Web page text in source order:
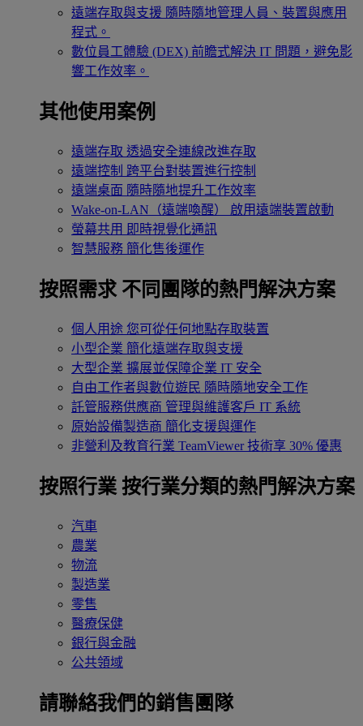
遠端存取與支援 隨時隨地管理人員、裝置與應用
程式。
數位員工體驗 (DEX) 前瞻式解決 IT 問題，避免影
響工作效率。
其他使用案例
遠端存取 透過安全連線改進存取
遠端控制 跨平台對裝置進行控制
遠端桌面 隨時隨地提升工作效率
Wake-on-LAN（遠端喚醒）
啟用遠端裝置啟動
螢幕共用 即時視覺化通訊
智慧服務 簡化售後運作
按照需求 不同團隊的熱門解決方案
個人用途 您可從任何地點存取裝置
小型企業 簡化遠端存取與支援
大型企業 擴展並保障企業 IT 安全
自由工作者與數位遊民 隨時隨地安全工作
託管服務供應商 管理與維護客戶 IT 系統
原始設備製造商 簡化支援與運作
非營利及教育行業 TeamViewer 技術享 30% 優惠
按照行業 按行業分類的熱門解決方案
汽車
農業
物流
製造業
零售
醫療保健
銀行與金融
公共領域
請聯絡我們的銷售團隊